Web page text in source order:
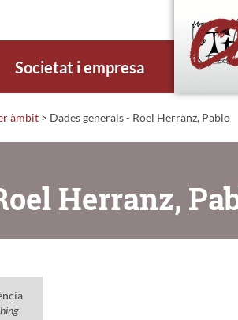
Societat i empresa
àmbit > Dades generals - Roel Herranz, Pablo
Herranz,